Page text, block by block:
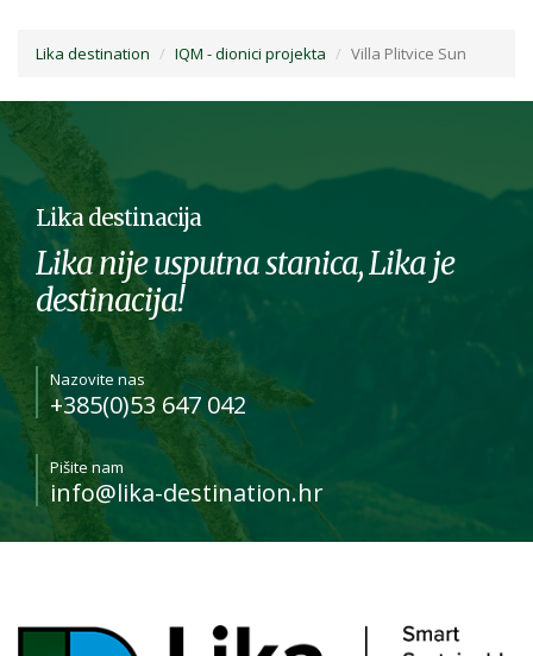
Lika destination IQM - dionici projekta Villa Plitvice Sun
Lika destinacija
Lika nije usputna stanica, Lika je
destinacija!
Nazovite nas
+385(0)53 647 042
Pišite nam
info@lika-destination.hr